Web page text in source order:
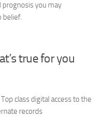
you may
belief.
true for you
class digital access to the
records